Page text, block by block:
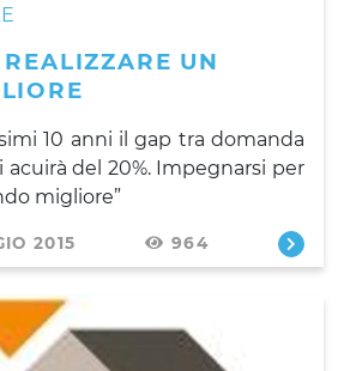
UN
10 anni il gap tra domanda
acuirà del 20%. Impegnarsi per
migliore”
2015 964